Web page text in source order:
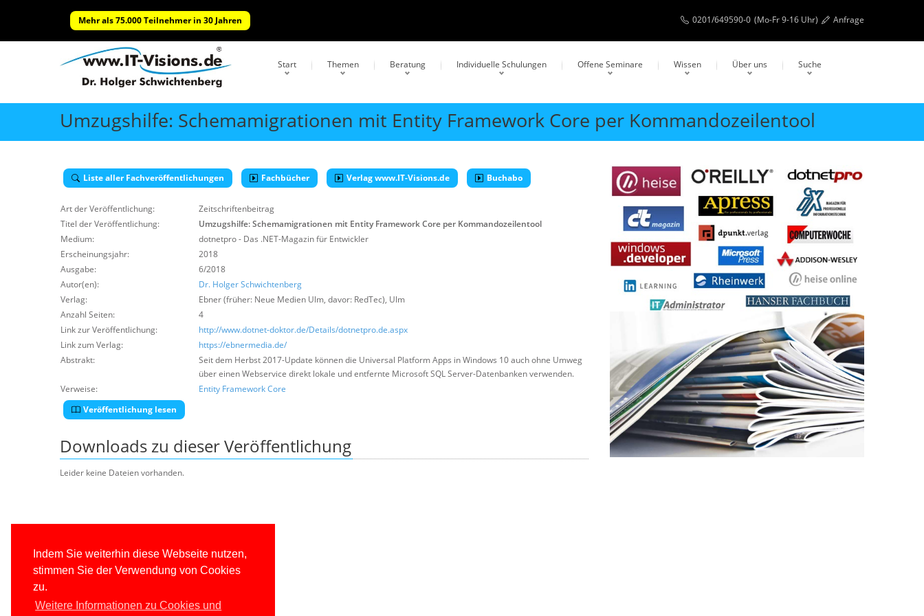
Indem Sie weiterhin diese Webseite nutzen,
stimmen Sie der Verwendung von Cookies
zu.
Weitere Informationen zu Cookies und
Mehr als 75.000 Teilnehmer in 30 Jahren 0201/649590-0 (Mo-Fr 9-16 Uhr) Anfrage
Start Themen Beratung Individuelle Schulungen Offene Seminare Wissen Über uns Suche
Umzugshilfe: Schemamigrationen mit Entity Framework Core per Kommandozeilentool
Liste aller Fachveröffentlichungen Fachbücher Verlag www.IT-Visions.de Buchabo
Art der Veröffentlichung:
Zeitschriftenbeitrag
Titel der Veröffentlichung:
Umzugshilfe: Schemamigrationen mit Entity Framework Core per Kommandozeilentool
Medium:
dotnetpro - Das .NET-Magazin für Entwickler
Erscheinungsjahr:
2018
Ausgabe:
6/2018
Autor(en):
Dr. Holger Schwichtenberg
Verlag:
Ebner (früher: Neue Medien Ulm, davor: RedTec), Ulm
Anzahl Seiten:
4
Link zur Veröffentlichung:
http://www.dotnet-doktor.de/Details/dotnetpro.de.aspx
Link zum Verlag:
https://ebnermedia.de/
Abstrakt:
Seit dem Herbst 2017-Update können die Universal Platform Apps in Windows 10 auch ohne Umweg
über einen Webservice direkt lokale und entfernte Microsoft SQL Server-Datenbanken verwenden.
Verweise:
Entity Framework Core
Veröffentlichung lesen
Downloads zu dieser Veröffentlichung
Leider keine Dateien vorhanden.